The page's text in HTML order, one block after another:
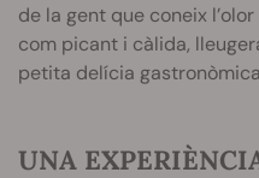
de la gent que coneix
com picant i càlida,
petita delícia
UNA